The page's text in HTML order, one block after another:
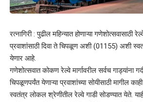
रत्नागिरी : पुढील महिन्यात होणाऱ्या गणेशोत्सवासाठी
प्रवाशांसाठी दिवा ते चिपळूण अशी (01155) अशी
येणार आहे.
गणेशोत्सवात कोकण रेल्वे मार्गावरील सर्वच गाड्यांना
चिपळूणपर्यंत येणाऱ्या प्रवाशांच्या सोयीसाठी मागील
स्वतंत्र लोकल श्रेणीतील रेल्वे गाडी सोडण्यात येते.